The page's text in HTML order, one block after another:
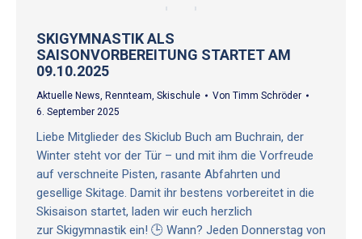
SKIGYMNASTIK ALS
SAISONVORBEREITUNG STARTET AM
09.10.2025
Aktuelle News, Rennteam, Skischule Von Timm Schröder
6. September 2025
Liebe Mitglieder des Skiclub Buch am Buchrain, der
Winter steht vor der Tür – und mit ihm die Vorfreude
auf verschneite Pisten, rasante Abfahrten und
gesellige Skitage. Damit ihr bestens vorbereitet in die
Skisaison startet, laden wir euch herzlich
zur Skigymnastik ein! 🕒 Wann? Jeden Donnerstag von